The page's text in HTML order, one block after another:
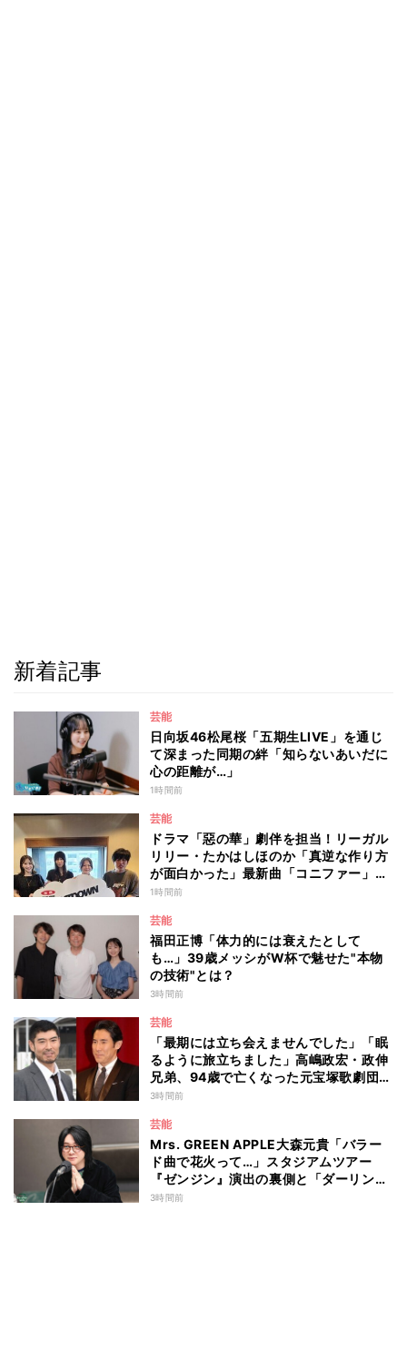
新着記事
芸能
日向坂46松尾桜「五期生LIVE」を通じ
て深まった同期の絆「知らないあいだに
心の距離が…」
1時間前
芸能
ドラマ「惡の華」劇伴を担当！リーガル
リリー・たかはしほのか「真逆な作り方
が面白かった」最新曲「コニファー」制
作秘話も
1時間前
芸能
福田正博「体力的には衰えたとして
も…」39歳メッシがW杯で魅せた"本物
の技術"とは？
3時間前
芸能
「最期には立ち会えませんでした」「眠
るように旅立ちました」高嶋政宏・政伸
兄弟、94歳で亡くなった元宝塚歌劇団ト
ップスターの母・寿美花代を追悼 ここ
いた
3時間前
芸能
Mrs. GREEN APPLE大森元貴「バラー
ド曲で花火って…」スタジアムツアー
『ゼンジン』演出の裏側と「ダーリン」
への思いを語る
3時間前